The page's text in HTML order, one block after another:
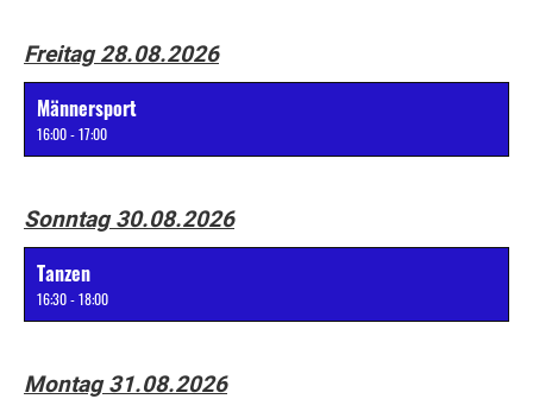
Freitag 28.08.2026
Männersport
16:00 - 17:00
Sonntag 30.08.2026
Tanzen
16:30 - 18:00
Montag 31.08.2026